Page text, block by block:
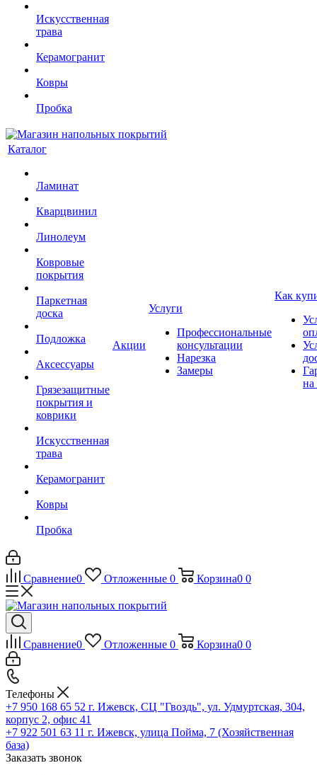
Искусственная
трава
Керамогранит
Ковры
Пробка
Каталог
Ламинат
Кварцвинил
Линолеум
Ковровые
покрытия
Паркетная
доска
Подложка
Аксессуары
Грязезащитные
покрытия и
коврики
Искусственная
трава
Керамогранит
Ковры
Пробка
Акции
Услуги
Профессиональные
консультации
Нарезка
Замеры
Как
на
Сравнение0 Отложенные 0 Корзина0 0
Сравнение0 Отложенные 0 Корзина0 0
Телефоны
+7 950 168 65 52 г. Ижевск, СЦ "Гвоздь", ул. Удмуртская, 304,
корпус 2, офис 41
+7 922 501 63 11 г. Ижевск, улица Пойма, 7 (Хозяйственная
база)
Заказать звонок